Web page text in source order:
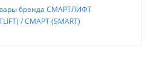
бренда СМАРТЛИФТ
/ СМАРТ (SMART)